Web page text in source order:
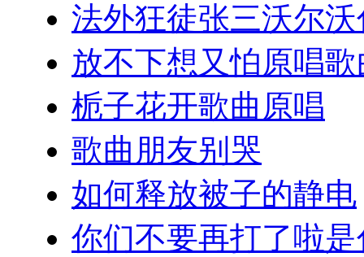
法外狂徒张三沃尔
放不下想又怕原唱歌
栀子花开歌曲原唱
歌曲朋友别哭
如何释放被子的静电
你们不要再打了啦